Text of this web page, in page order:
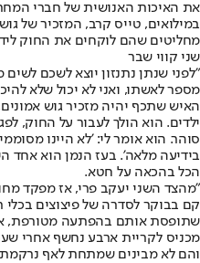
את האיכות האנושית של חברי
במילואים, טייס קרב, המזכיר של
מחליטים שהם לוקחים את החוק
שני קווי שבר
"לפני שנתן נתנזון יוצא לשכם
האיש שתכף יהיה מזכיר גוש
ילדים. הוא הולך לעבור על החוק,
סוהר. הוא אומר לי: 'לא היינו
בידיעה מלאה'. בעז הנמן הוא
הכל בהכאה על חטא.
"מהצד השני יעקב פרי, אז מפקד
קם בבוקר לסדרה של פיצוצים
שתופסת אותם בהפתעה מטורפת,
מכניס לקריית ארבע נחשף אחרי
והם לא מבינים שמתחת לאף נרקמת